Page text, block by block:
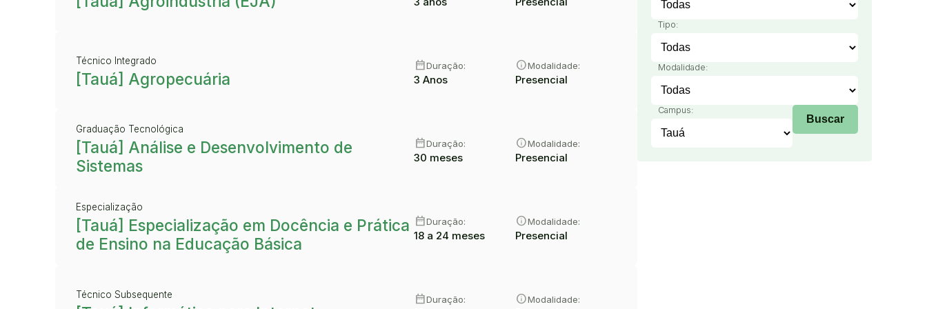
Técnico Integrado
[Tauá] Agropecuária
date_rangeDuração:
3 Anos
infoModalidade:
Presencial
Graduação Tecnológica
[Tauá] Análise e Desenvolvimento de
Sistemas
date_rangeDuração:
30 meses
infoModalidade:
Presencial
Especialização
[Tauá] Especialização em Docência e Prática
de Ensino na Educação Básica
date_rangeDuração:
18 a 24 meses
infoModalidade:
Presencial
Técnico Subsequente date_rangeDuração: infoModalidade:
Tipo:
Modalidade:
Campus: